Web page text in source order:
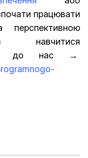
працювати
навчитися
до нас →